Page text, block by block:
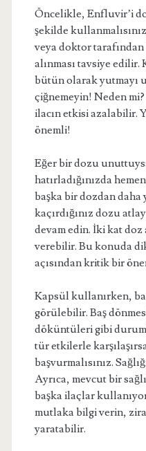
Öncelikle, Enfluvir’i
şekilde
veya doktor
alınması tavsiye
bütün olarak yutmayı
çiğnemeyin! Neden
ilacın etkisi azalabilir.
önemli!
Eğer bir dozu
hatırladığınızda
başka bir dozdan daha
kaçırdığınız dozu
devam edin. İki kat
verebilir. Bu konuda
açısından kritik bir
Kapsül kullanırken,
görülebilir. Baş
döküntüleri gibi
tür etkilerle
başvurmalısınız.
Ayrıca, mevcut bir
başka ilaçlar
mutlaka bilgi verin,
yaratabilir.